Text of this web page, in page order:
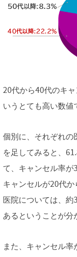
20代から40代のキ
いうとても高い数値
個別に、それぞれの
を足してみると、
て、キャンセル率
キャンセルが20代
医院については、
あるということが分
また、キャンセル率